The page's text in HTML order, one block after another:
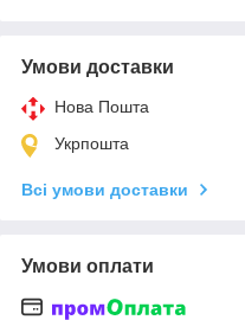
Умови доставки
Нова Пошта
Укрпошта
Всі умови доставки
Умови оплати